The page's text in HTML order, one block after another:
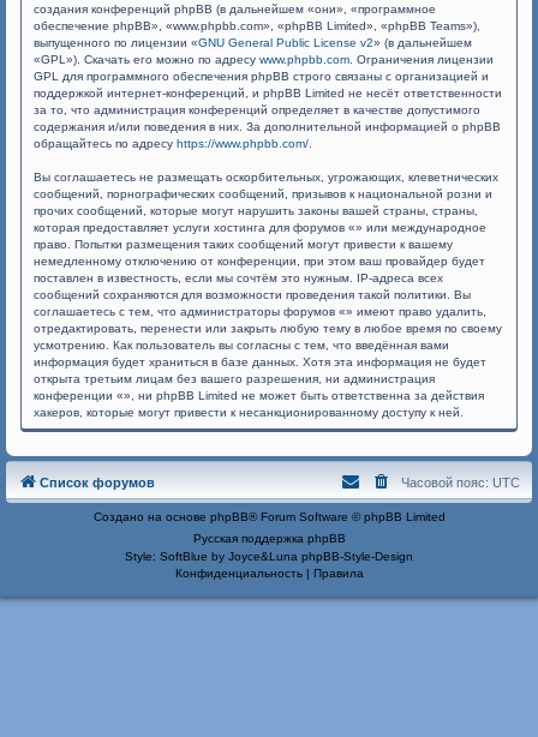
создания конференций phpBB (в дальнейшем «они», «программное
обеспечение phpBB», «www.phpbb.com», «phpBB Limited», «phpBB Teams»),
выпущенного по лицензии «GNU General Public License v2» (в дальнейшем
«GPL»). Скачать его можно по адресу www.phpbb.com . Ограничения лицензии
GPL для программного обеспечения phpBB строго связаны с организацией и
поддержкой интернет-конференций, и phpBB Limited не несёт ответственности
за то, что администрация конференций определяет в качестве допустимого
содержания и/или поведения в них. За дополнительной информацией о phpBB
обращайтесь по адресу https://www.phpbb.com/
Вы соглашаетесь не размещать оскорбительных, угрожающих, клеветнических
сообщений, порнографических сообщений, призывов к национальной розни и
прочих сообщений, которые могут нарушить законы вашей страны, страны,
которая предоставляет услуги хостинга для форумов «» или международное
право. Попытки размещения таких сообщений могут привести к вашему
немедленному отключению от конференции, при этом ваш провайдер будет
поставлен в известность, если мы сочтём это нужным. IP-адреса всех
сообщений сохраняются для возможности проведения такой политики. Вы
соглашаетесь с тем, что администраторы форумов «» имеют право удалить,
отредактировать, перенести или закрыть любую тему в любое время по своему
усмотрению. Как пользователь вы согласны с тем, что введённая вами
информация будет храниться в базе данных. Хотя эта информация не будет
открыта третьим лицам без вашего разрешения, ни администрация
конференции «», ни phpBB Limited не может быть ответственна за действия
хакеров, которые могут привести к несанкционированному доступу к ней.
Список форумов Часовой пояс: UTC
Создано на основе phpBB® Forum Software © phpBB Limited
Русская поддержка phpBB
Style: SoftBlue by Joyce&Luna phpBB-Style-Design
Конфиденциальность| Правила